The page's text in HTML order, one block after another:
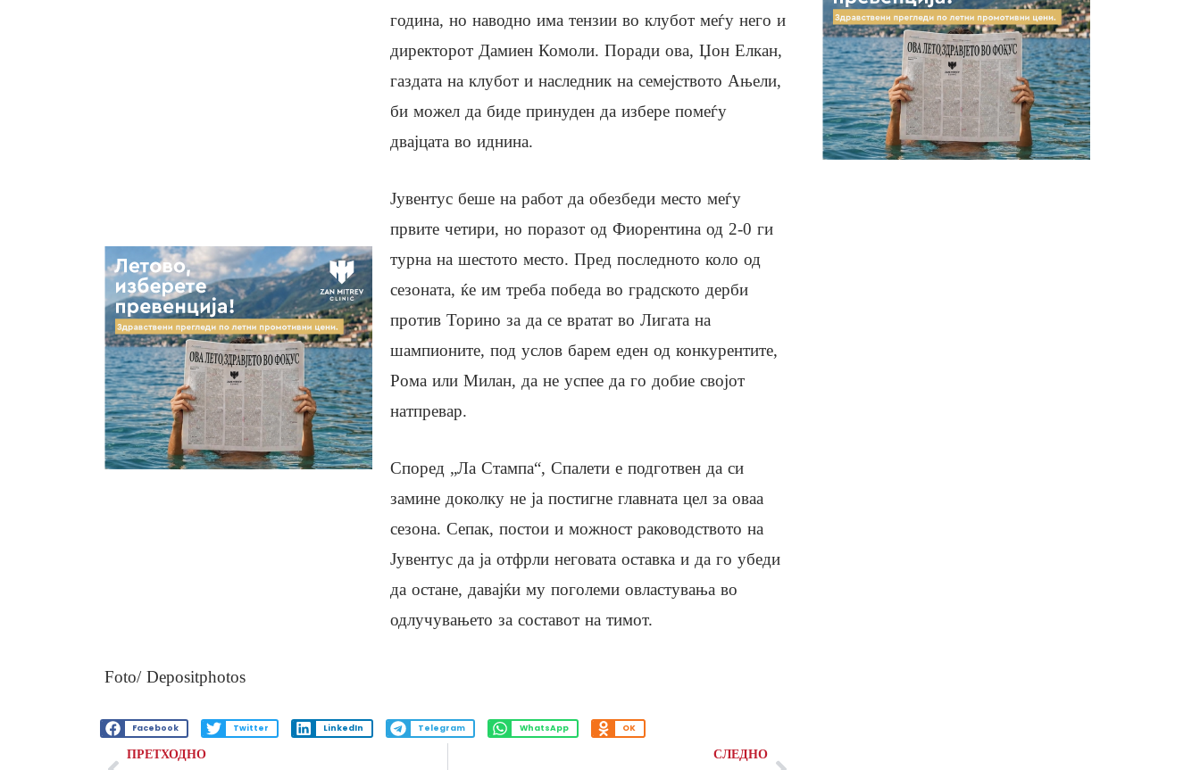
година, но наводно има тензии во клубот меѓу него и
директорот Дамиен Комоли. Поради ова, Џон Елкан,
газдата на клубот и наследник на семејството Ањели,
би можел да биде принуден да избере помеѓу
двајцата во иднина.
Јувентус беше на работ да обезбеди место меѓу
првите четири, но поразот од Фиорентина од 2-0 ги
турна на шестото место. Пред последното коло од
сезоната, ќе им треба победа во градското дерби
против Торино за да се вратат во Лигата на
шампионите, под услов барем еден од конкурентите,
Рома или Милан, да не успее да го добие својот
натпревар.
Според „Ла Стампа“, Спалети е подготвен да си
замине доколку не ја постигне главната цел за оваа
сезона. Сепак, постои и можност раководството на
Јувентус да ја отфрли неговата оставка и да го убеди
да остане, давајќи му поголеми овластувања во
одлучувањето за составот на тимот.
Foto/ Depositphotos
Facebook Twitter LinkedIn Telegram WhatsApp OK
ПРЕТХОДНО СЛЕДНО